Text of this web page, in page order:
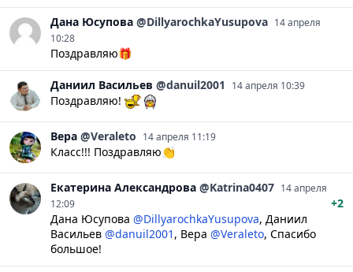
Дана Юсупова @DillyarochkaYusupova 14 апреля
10:28
Поздравляю🎁
Даниил Васильев @danuil2001 14 апреля 10:39
Поздравляю!
Вера @Veraleto 14 апреля 11:19
Класс!!! Поздравляю👏
Екатерина Александрова @Katrina0407 14 апреля
12:09
+2
Дана Юсупова @DillyarochkaYusupova, Даниил
Васильев @danuil2001 , Вера @Veraleto, Спасибо
большое!